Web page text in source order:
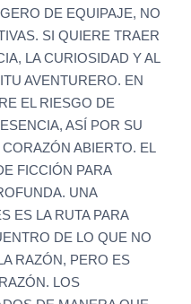
DE EQUIPAJE, NO
SI QUIERE TRAER
LA CURIOSIDAD Y AL
AVENTURERO. EN
EL RIESGO DE
ASÍ POR SU
ABIERTO. EL
FICCIÓN PARA
UNA
ES LA RUTA PARA
DE LO QUE NO
RAZÓN, PERO ES
LOS